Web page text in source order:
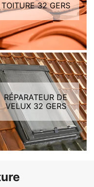
TOITURE 32 GERS
RÉPARATEUR DE
VELUX 32 GERS